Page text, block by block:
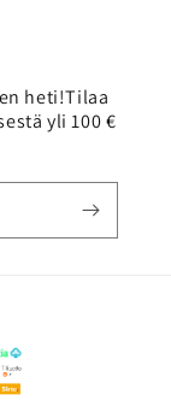
heti!Tilaa
yli 100 €